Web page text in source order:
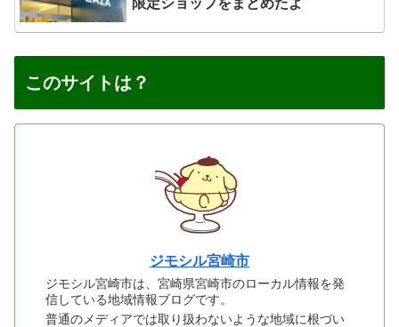
このサイトは？
ジモシル宮崎市
ジモシル宮崎市は、宮崎県宮崎市のローカル情報を発
信している地域情報ブログです。
普通のメディアでは取り扱わないような地域に根づい